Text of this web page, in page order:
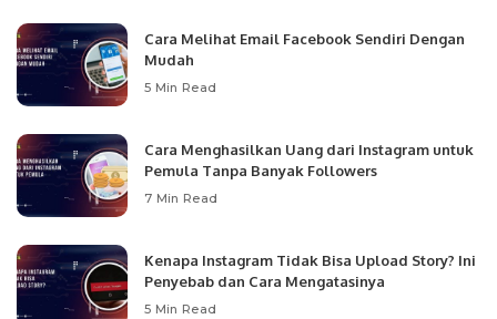
Cara Melihat Email Facebook Sendiri Dengan
Mudah
5 Min Read
Cara Menghasilkan Uang dari Instagram untuk
Pemula Tanpa Banyak Followers
7 Min Read
Kenapa Instagram Tidak Bisa Upload Story? Ini
Penyebab dan Cara Mengatasinya
5 Min Read